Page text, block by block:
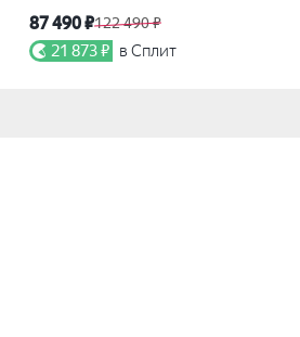
87 490 ₽122 490 ₽
21 873 ₽ в Сплит